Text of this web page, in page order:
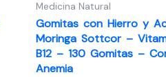
Medicina Natural
Gomitas con Hierro y
Moringa Sottcor –
B12 – 130 Gomitas –
Anemia